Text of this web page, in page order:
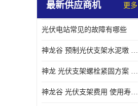
最新供应商机 更多
光伏电站常见的故障有哪些
神龙谷 预制光伏支架水泥墩 抗震性能优
神龙 光伏支架螺栓紧固方案 土地利用率高
神龙谷 光伏支架费用 使用寿命长